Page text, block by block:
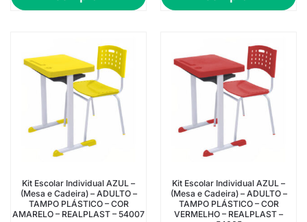
Kit Escolar Individual AZUL –
(Mesa e Cadeira) – ADULTO –
TAMPO PLÁSTICO – COR
AMARELO – REALPLAST – 54007
Kit Escolar Individual AZUL –
(Mesa e Cadeira) – ADULTO –
TAMPO PLÁSTICO – COR
VERMELHO – REALPLAST –